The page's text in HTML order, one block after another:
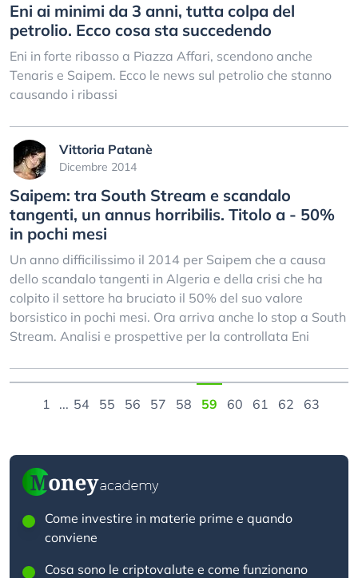
Eni ai minimi da 3 anni, tutta colpa del
petrolio. Ecco cosa sta succedendo
Eni in forte ribasso a Piazza Affari, scendono anche
Tenaris e Saipem. Ecco le news sul petrolio che stanno
causando i ribassi
Vittoria Patanè
Dicembre 2014
Saipem: tra South Stream e scandalo
tangenti, un annus horribilis. Titolo a - 50%
in pochi mesi
Un anno difficilissimo il 2014 per Saipem che a causa
dello scandalo tangenti in Algeria e della crisi che ha
colpito il settore ha bruciato il 50% del suo valore
borsistico in pochi mesi. Ora arriva anche lo stop a South
Stream. Analisi e prospettive per la controllata Eni
1 ... 54 55 56 57 58 59 60 61 62 63
Come investire in materie prime e quando
conviene
Cosa sono le criptovalute e come funzionano